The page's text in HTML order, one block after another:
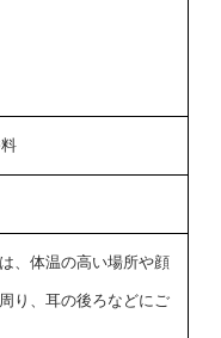
、体温の高い場所や顔
り、耳の後ろなどにご